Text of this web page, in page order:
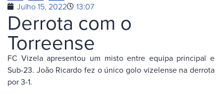
Julho 15, 2022 13:07
Derrota com o
Torreense
FC Vizela apresentou um misto entre equipa principal e
Sub-23. João Ricardo fez o único golo vizelense na derrota
por 3-1.